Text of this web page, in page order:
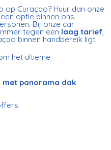
op Curaçao? Huur dan onze
optie binnen ons
Bij onze car
tegen een laag tarief,
binnen handbereik ligt.
het ultieme
met panorama dak